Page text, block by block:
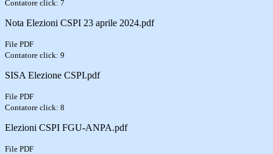
Contatore click: 7
Nota Elezioni CSPI 23 aprile 2024.pdf
File PDF
Contatore click: 9
SISA Elezione CSPI.pdf
File PDF
Contatore click: 8
Elezioni CSPI FGU-ANPA.pdf
File PDF